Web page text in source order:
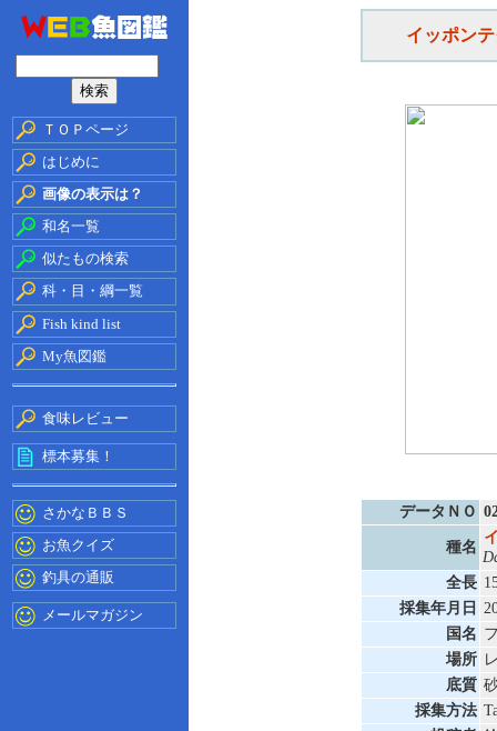
ＴＯＰページ
はじめに
画像の表示は？
和名一覧
似たもの検索
科・目・綱一覧
Fish kind list
My魚図鑑
食味レビュー
標本募集！
さかなＢＢＳ
お魚クイズ
釣具の通販
メールマガジン
イッポン
データＮＯ
種名
全長
採集年月日
国名
場所
底質
採集方法